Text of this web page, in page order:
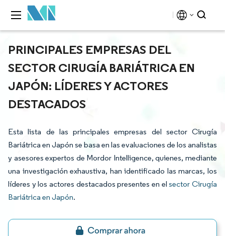
PRINCIPALES EMPRESAS DEL
SECTOR CIRUGÍA BARIÁTRICA EN
JAPÓN: LÍDERES Y ACTORES
DESTACADOS
Esta lista de las principales empresas del sector Cirugía
Bariátrica en Japón se basa en las evaluaciones de los analistas
y asesores expertos de Mordor Intelligence, quienes, mediante
una investigación exhaustiva, han identificado las marcas, los
líderes y los actores destacados presentes en elsector Cirugía
Bariátrica en Japón.